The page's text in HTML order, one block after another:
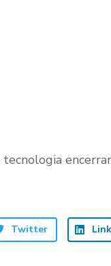
Twitter